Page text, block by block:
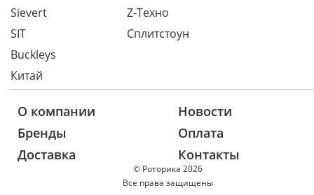
Sievert
SIT
Z-Техно
Сплитстоун
Buckleys
Китай
© Роторика 2026
Все права защищены
О компании
Новости
Бренды
Оплата
Доставка
Контакты